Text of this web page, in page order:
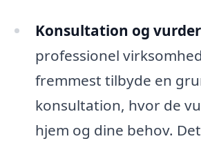
Konsultation og
professionel
fremmest tilbyde en
konsultation, hvor de
hjem og dine behov.